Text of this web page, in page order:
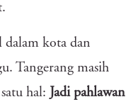
dalam kota dan
Tangerang masih
hal: Jadi pahlawan